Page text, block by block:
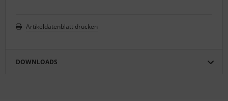
Artikeldatenblatt drucken
DOWNLOADS